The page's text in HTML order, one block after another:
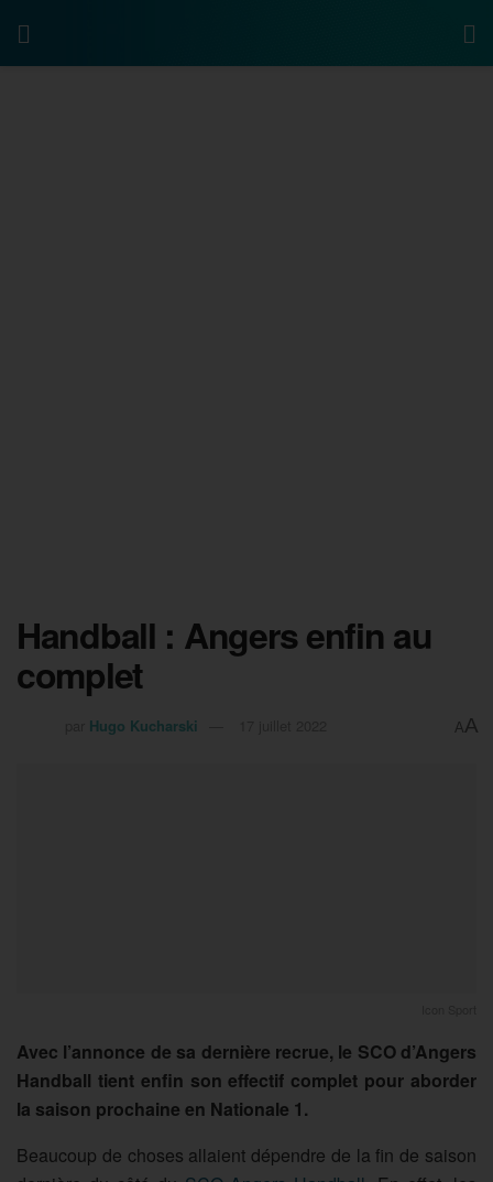
Handball : Angers enfin au
complet
Hugo Kucharski AA
Avec l’annonce de sa dernière recrue, le SCO d’Angers
Handball tient enfin son effectif complet pour aborder
la saison prochaine en Nationale 1.
Beaucoup de choses allaient dépendre de la fin de saison